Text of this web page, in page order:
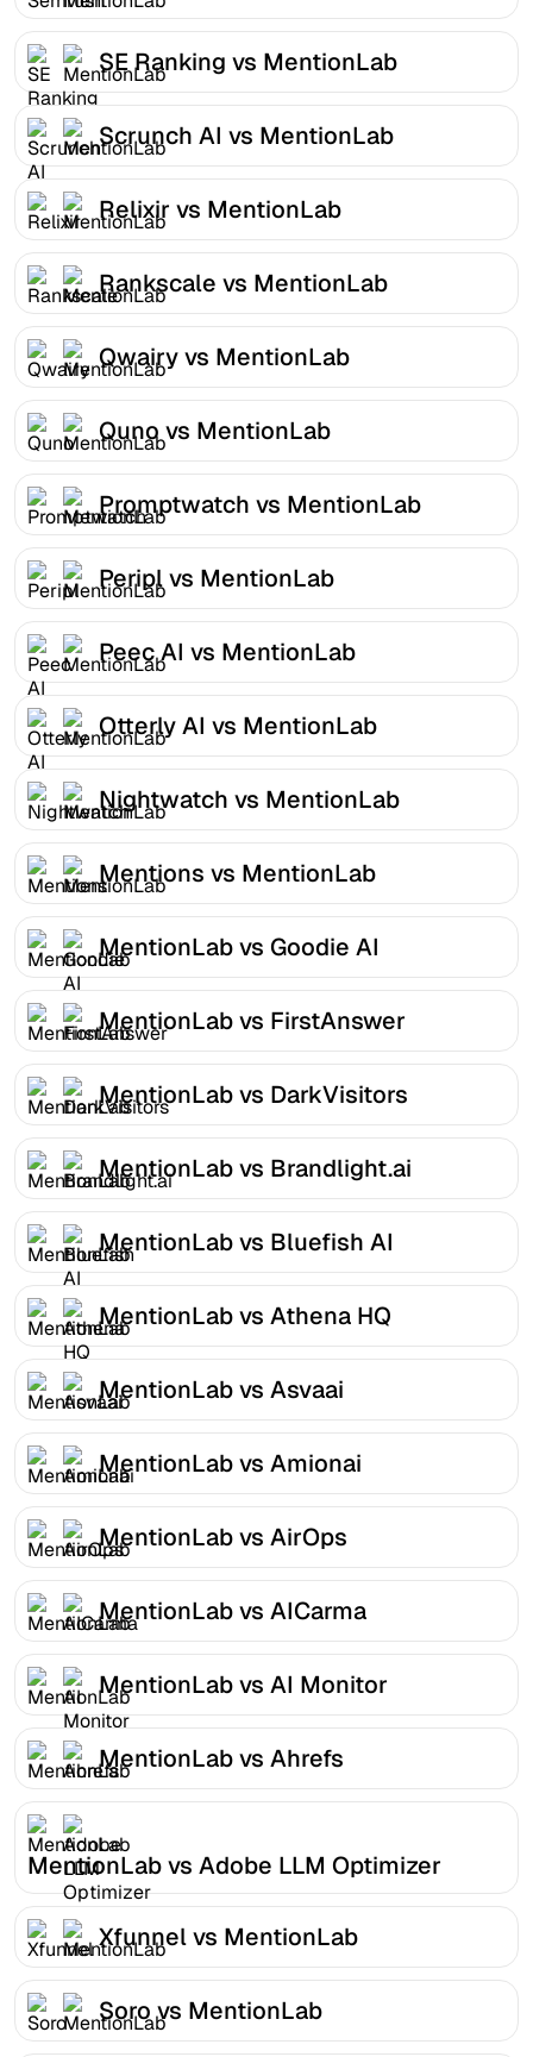
SE Ranking vs MentionLab
Scrunch AI vs MentionLab
Relixir vs MentionLab
Rankscale vs MentionLab
Qwairy vs MentionLab
Quno vs MentionLab
Promptwatch vs MentionLab
Peripl vs MentionLab
Peec AI vs MentionLab
Otterly AI vs MentionLab
Nightwatch vs MentionLab
Mentions vs MentionLab
MentionLab vs Goodie AI
MentionLab vs FirstAnswer
MentionLab vs DarkVisitors
MentionLab vs Brandlight.ai
MentionLab vs Bluefish AI
MentionLab vs Athena HQ
MentionLab vs Asvaai
MentionLab vs Amionai
MentionLab vs AirOps
MentionLab vs AICarma
MentionLab vs AI Monitor
MentionLab vs Ahrefs
MentionLab vs Adobe LLM Optimizer
Xfunnel vs MentionLab
Soro vs MentionLab